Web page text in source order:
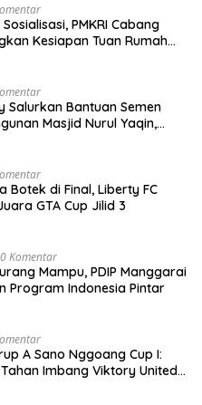
PMKRI Cabang
Kesiapan Tuan Rumah
Salurkan Bantuan Semen
Masjid Nurul Yaqin,
Botek di Final, Liberty FC
GTA Cup Jilid 3
0 Komentar
Mampu, PDIP Manggarai
Program Indonesia Pintar
A Sano Nggoang Cup I:
Imbang Viktory United